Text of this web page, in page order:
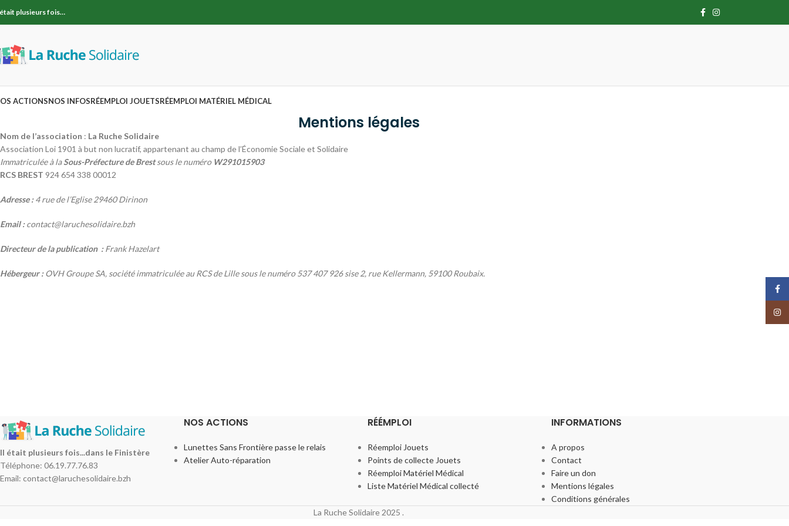
plusieurs fois…
ACTIONSNOS INFOSRÉEMPLOI JOUETSRÉEMPLOI MATÉRIEL MÉDICAL
Mentions légales
Nom de l’association : La Ruche Solidaire
Association Loi 1901 à but non lucratif, appartenant au champ de l’Économie Sociale et Solidaire
Immatriculée à laSous-Préfecture de Brestsous le numéro W291015903
RCS BREST 924 654 338 00012
Adresse :4 rue de l’Eglise 29460 Dirinon
Email :contact@laruchesolidaire.bzh
Directeur de la publication :Frank Hazelart
Hébergeur :OVH Groupe SA, société immatriculée au RCS de Lille sous le numéro 537 407 926 sise 2, rue Kellermann, 59100 Roubaix.
Il était plusieurs fois...dans le Finistère
Téléphone: 06.19.77.76.83
Email: contact@laruchesolidaire.bzh
NOS ACTIONS
Lunettes Sans Frontière passe le relais
Atelier Auto-réparation
RÉÉMPLOI
Réemploi Jouets
Points de collecte Jouets
Réemploi Matériel Médical
Liste Matériel Médical collecté
INFORMATIONS
A propos
Contact
Faire un don
Mentions légales
Conditions générales
La Ruche Solidaire 2025 .